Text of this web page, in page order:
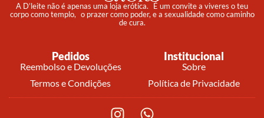
A D’leite não é apenas uma loja erótica. É um convite a viveres o teu
corpo como templo, o prazer como poder, e a sexualidade como caminho
de cura.
Pedidos
Reembolso e Devoluções
Termos e Condições
Institucional
Sobre
Política de Privacidade